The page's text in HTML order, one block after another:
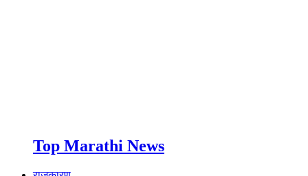
Top Marathi News